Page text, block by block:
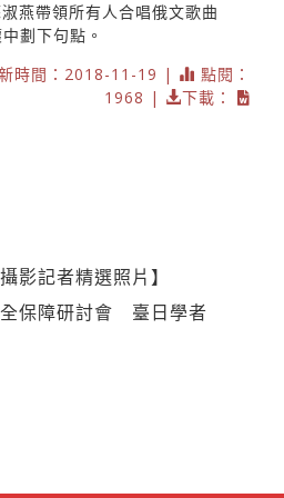
燕帶領所有人合唱俄文歌曲
劃下句點。
時間：2018-11-19 |
點閱：
1968 |
下載：
影記者精選照片】
保障研討會 臺日學者